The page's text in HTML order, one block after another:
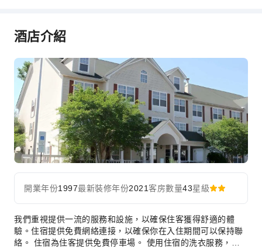
酒店介紹
開業年份1997最新裝修年份2021客房數量43星級
我們重視提供一流的服務和設施，以確保住客獲得舒適的體
驗。住宿提供免費網絡連接，以確保你在入住期間可以保持聯
絡。 住宿為住客提供免費停車場。 使用住宿的洗衣服務，讓